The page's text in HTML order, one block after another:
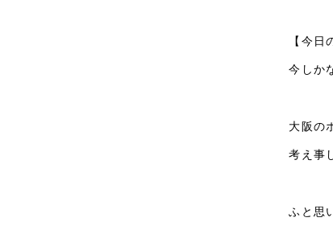
【今日
今しか
大阪の
考え事
ふと思